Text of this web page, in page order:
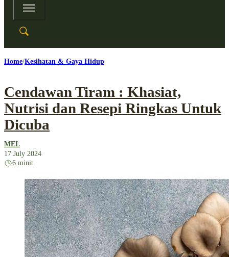
Home Kesihatan & Gaya Hidup
Cendawan Tiram : Khasiat,
Nutrisi dan Resepi Ringkas Untuk
Dicuba
MEL
17 July 2024
6 minit